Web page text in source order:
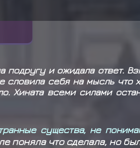
подругу и ожидала ответ.
словила себя на мысль что
Хината всеми силами
существа, не
поняла что сделала, но